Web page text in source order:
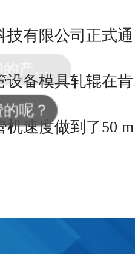
技有限公司正式
设备模具轧辊在
机速度做到了50
呢？